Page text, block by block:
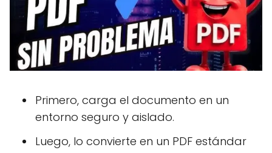
Primero, carga el documento en un
entorno seguro y aislado.
Luego, lo convierte en un PDF estándar